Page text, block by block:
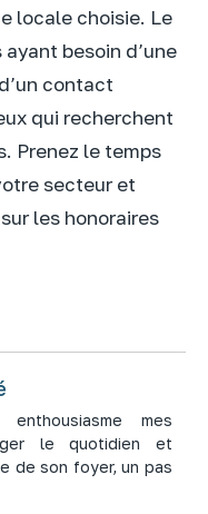
locale choisie. Le
besoin d’une
contact
qui recherchent
Prenez le temps
secteur et
les honoraires
mes
le quotidien et
de son foyer, un pas